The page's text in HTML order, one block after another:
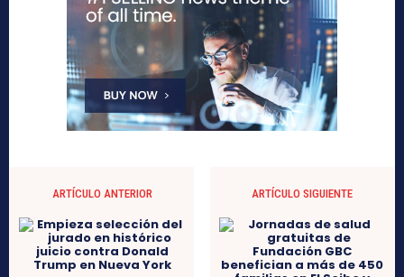
ARTÍCULO ANTERIOR ARTÍCULO SIGUIENTE